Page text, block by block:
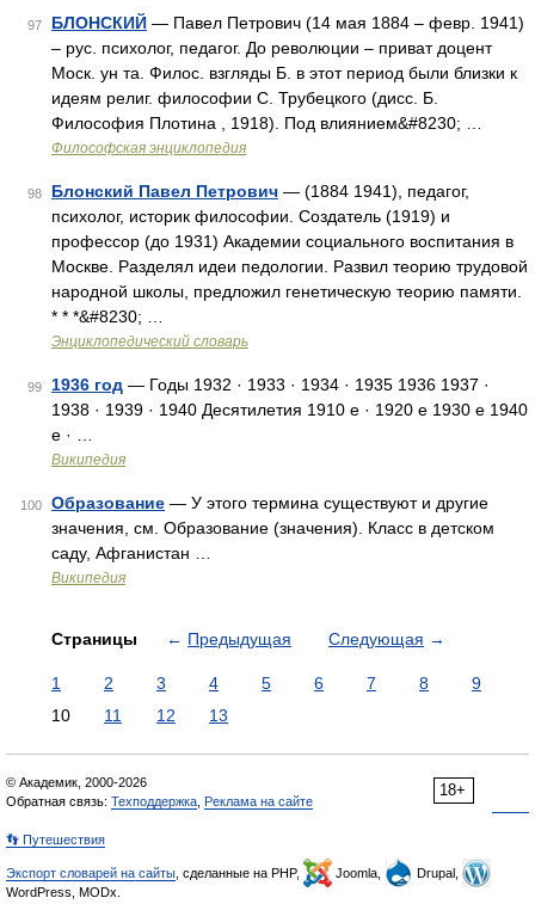
97 БЛОНСКИЙ — Павел Петрович (14 мая 1884 – февр. 1941)
– рус. психолог, педагог. До революции – приват доцент
Моск. ун та. Филос. взгляды Б. в этот период были близки к
идеям религ. философии С. Трубецкого (дисс. Б.
Философия Плотина , 1918). Под влиянием&#8230; …
Философская энциклопедия
98 Блонский Павел Петрович — (1884 1941), педагог,
психолог, историк философии. Создатель (1919) и
профессор (до 1931) Академии социального воспитания в
Москве. Разделял идеи педологии. Развил теорию трудовой
народной школы, предложил генетическую теорию памяти.
* * *&#8230; …
Энциклопедический словарь
99 1936 год — Годы 1932 · 1933 · 1934 · 1935 1936 1937 ·
1938 · 1939 · 1940 Десятилетия 1910 е · 1920 е 1930 е 1940
е · …
Википедия
100 Образование — У этого термина существуют и другие
значения, см. Образование (значения). Класс в детском
саду, Афганистан …
Википедия
Страницы ← Предыдущая Следующая →
1 2 3 4 5 6 7 8
9
10
11 12 13
18+
© Академик, 2000-2026
Обратная связь: Техподдержка Реклама на сайте
👣 Путешествия
Экспорт словарей на сайты , сделанные на PHP, Joomla,
Drupal,
WordPress, MODx.